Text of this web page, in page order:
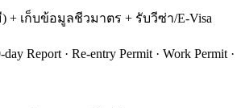
เก็บข้อมูลชีวมาตร + รับวีซ่า/E-Visa
Report · Re-entry Permit · Work Permit ·